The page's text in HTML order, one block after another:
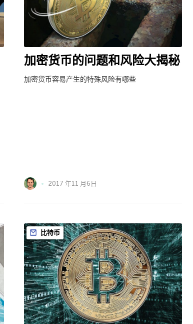
加密货币的问题和风险大揭秘
加密货币容易产生的特殊风险有哪些
2017 年11 月6日
比特币